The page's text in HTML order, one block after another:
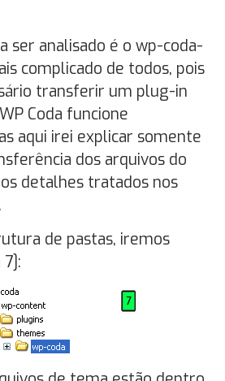
ser analisado é o wp-coda-
complicado de todos, pois
transferir um plug-in
Coda funcione
aqui irei explicar somente
dos arquivos do
detalhes tratados nos
de pastas, iremos